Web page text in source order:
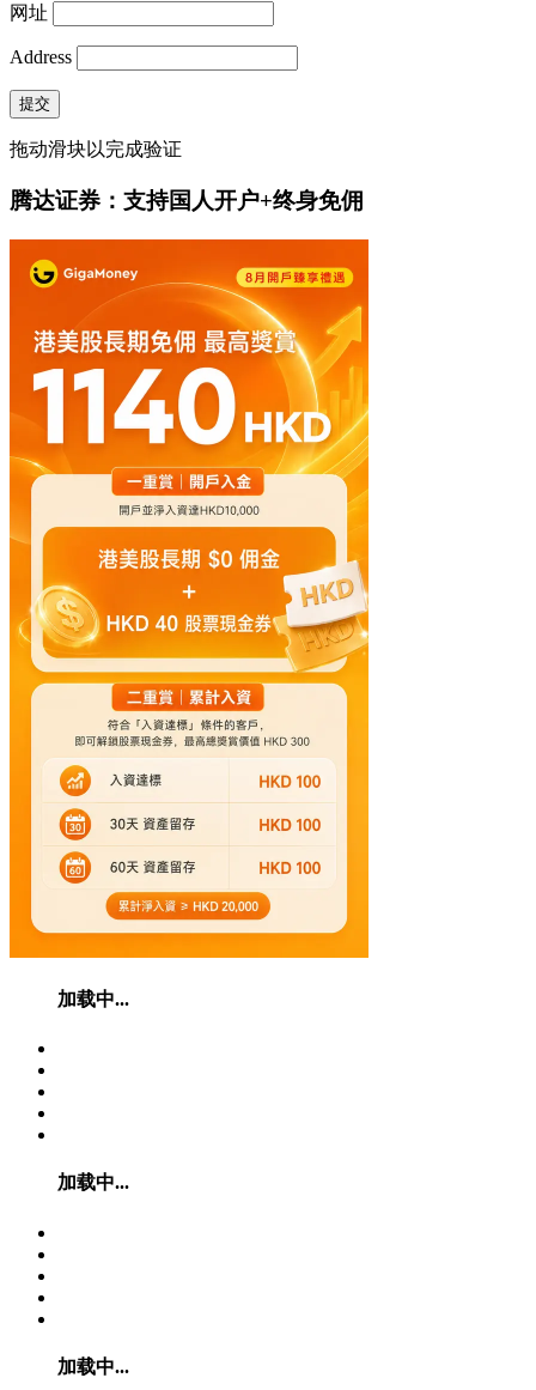
网址
Address
提交
拖动滑块以完成验证
腾达证券：支持国人开户+终身免佣
加载中...
加载中...
加载中...